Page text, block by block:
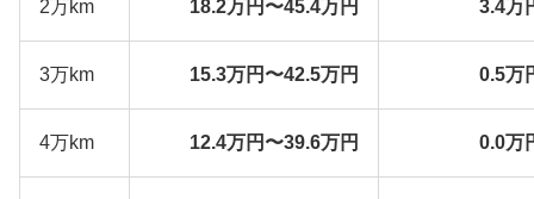
2万km 18.2万円〜45.4万円 3.4万
3万km 15.3万円〜42.5万円 0.5万
4万km 12.4万円〜39.6万円 0.0万